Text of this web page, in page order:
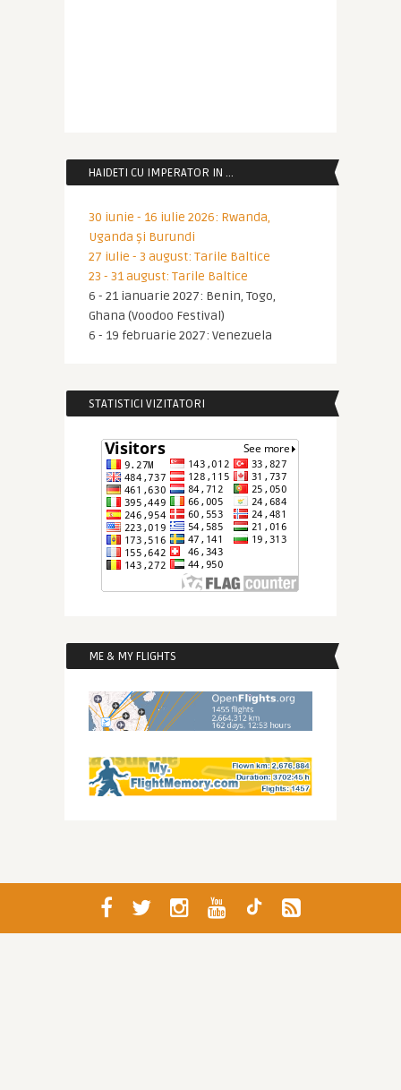
HAIDETI CU IMPERATOR IN …
30 iunie - 16 iulie 2026: Rwanda,
Uganda și Burundi
27 iulie - 3 august: Tarile Baltice
23 - 31 august: Tarile Baltice
6 - 21 ianuarie 2027: Benin, Togo,
Ghana (Voodoo Festival)
6 - 19 februarie 2027: Venezuela
STATISTICI VIZITATORI
ME & MY FLIGHTS